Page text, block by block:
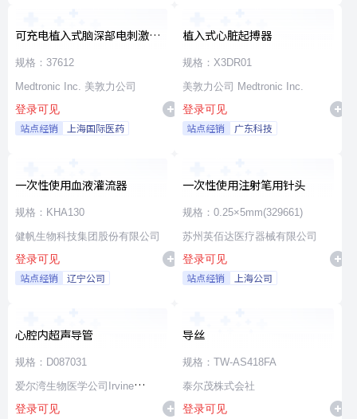
可充电植入式脑深部电刺激脉
冲发生器套件
规格：37612
Medtronic Inc. 美敦力公司
登录可见
站点经销 上海国际医药
植入式心脏起搏器
规格：X3DR01
美敦力公司 Medtronic Inc.
登录可见
站点经销 广东科技
一次性使用血液灌流器
规格：KHA130
健帆生物科技集团股份有限公司
登录可见
站点经销 辽宁公司
一次性使用注射笔用针头
规格：0.25×5mm(329661)
苏州英佰达医疗器械有限公司
登录可见
站点经销 上海公司
心腔内超声导管
规格：D087031
爱尔湾生物医学公司Irvine
Biomedical,Inc. a St. Jude
登录可见
导丝
规格：TW-AS418FA
泰尔茂株式会社
登录可见